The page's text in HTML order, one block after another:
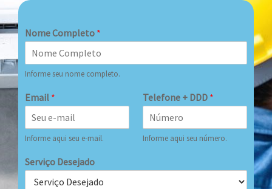
Nome Completo *
Informe seu nome completo.
Email *
Informe aqui seu e-mail.
Telefone + DDD *
Informe aqui seu número.
Serviço Desejado